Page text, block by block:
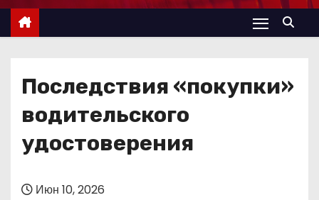
ж
Последствия «покупки»
водительского
удостоверения
Июн 10, 2026